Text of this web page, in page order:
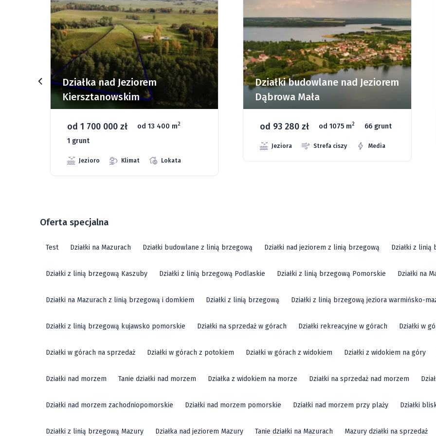
Działka nad Jeziorem
Kiersztanowskim
od 1 700 000 zł od 13 400 m2
1 grunt
Jezioro Klimat Lokata
Działki budowlane nad Jeziorem
Dąbrowa Mała
od 93 280 zł od 1075 m2 66 grunt
Jeziora Strefa ciszy Media
Oferta specjalna
Test Działki na Mazurach Działki budowlane z linią brzegową Działki nad jeziorem z linią brzegową Działki z linią
Działki z linią brzegową Kaszuby Działki z linią brzegową Podlaskie Działki z linią brzegową Pomorskie Działki na
Działki na Mazurach z linią brzegową i domkiem Działki z linią brzegową Działki z linią brzegową jeziora warmińsko-
Działki z linią brzegową kujawsko pomorskie Działki na sprzedaż w górach Działki rekreacyjne w górach Działki w
Działki w górach na sprzedaż Działki w górach z potokiem Działki w górach z widokiem Działki z widokiem na góry
Działki nad morzem Tanie działki nad morzem Działka z widokiem na morze Działki na sprzedaż nad morzem
Działki nad morzem zachodniopomorskie Działki nad morzem pomorskie Działki nad morzem przy plaży Działki
Działki z linią brzegową Mazury Działka nad jeziorem Mazury Tanie działki na Mazurach Mazury działki na sprzedaż